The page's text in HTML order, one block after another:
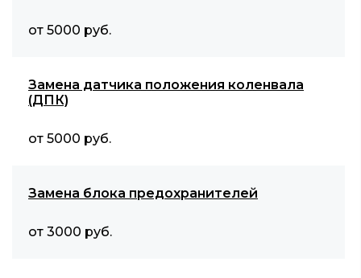
от 5000 руб.
Замена датчика положения коленвала
(ДПК)
от 5000 руб.
Замена блока предохранителей
от 3000 руб.